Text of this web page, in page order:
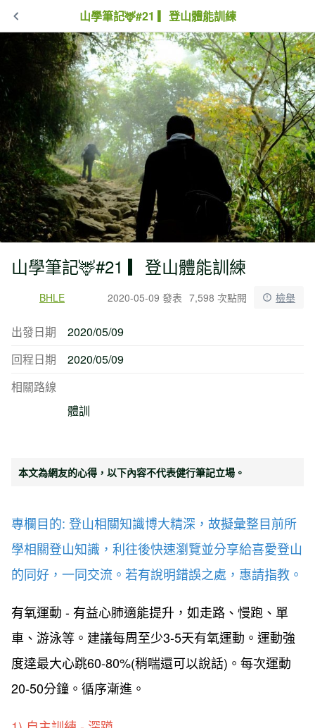
山學筆記🦌#21 ▎登山體能訓練
山學筆記🦌#21 ▎登山體能訓練
BHLE 2020-05-09 發表 7,598 次點閱 檢舉
出發日期
2020/05/09
回程日期
2020/05/09
相關路線
體訓
本文為網友的心得，以下內容不代表健行筆記立場。
專欄目的: 登山相關知識博大精深，故擬彙整目前所
學相關登山知識，利往後快速瀏覽並分享給喜愛登山
的同好，一同交流。若有說明錯誤之處，惠請指教。
有氧運動 - 有益心肺適能提升，如走路、慢跑、單
車、游泳等。建議每周至少3-5天有氧運動。運動強
度達最大心跳60-80%(稍喘還可以說話)。每次運動
20-50分鐘。循序漸進。